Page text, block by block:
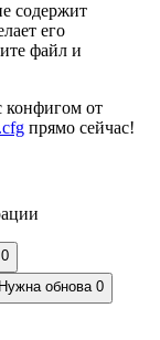
содержит
его
файл и
конфигом от
прямо сейчас!
0
обнова 0